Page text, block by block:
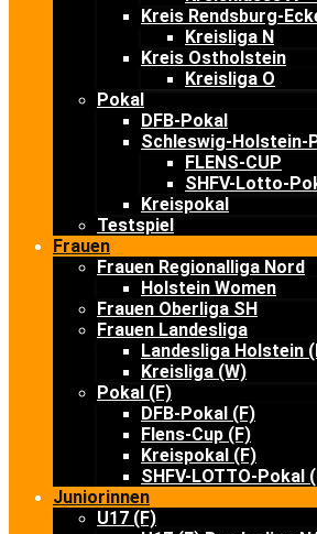
Kreis Rendsburg-
Kreisliga N
Kreis Ostholstein
Kreisliga O
Pokal
DFB-Pokal
Schleswig-Holstein-
FLENS-CUP
SHFV-Lotto-
Kreispokal
Testspiel
Frauen
Frauen Regionalliga Nord
Holstein Women
Frauen Oberliga SH
Frauen Landesliga
Landesliga Holstein
Kreisliga (W)
Pokal (F)
DFB-Pokal (F)
Flens-Cup (F)
Kreispokal (F)
SHFV-LOTTO-Pokal
Juniorinnen
U17 (F)